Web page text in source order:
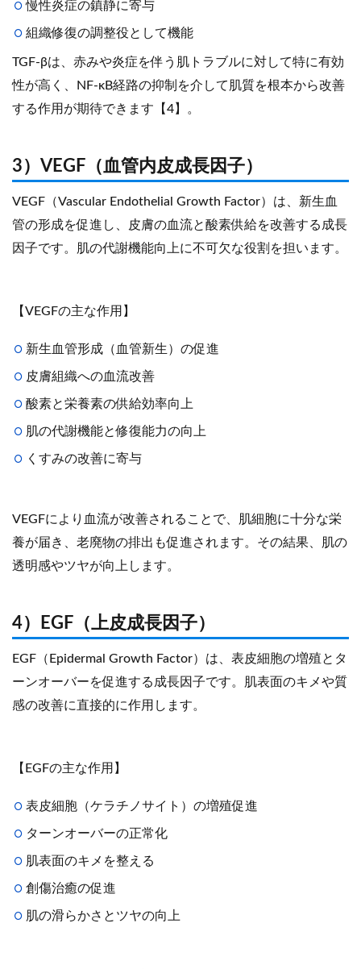
慢性炎症の鎮静に寄与
組織修復の調整役として機能
TGF-βは、赤みや炎症を伴う肌トラブルに対して特に有効
性が高く、NF-κB経路の抑制を介して肌質を根本から改善
する作用が期待できます【4】。
3）VEGF（血管内皮成長因子）
VEGF（Vascular Endothelial Growth Factor）は、新生血
管の形成を促進し、皮膚の血流と酸素供給を改善する成長
因子です。肌の代謝機能向上に不可欠な役割を担います。
【VEGFの主な作用】
新生血管形成（血管新生）の促進
皮膚組織への血流改善
酸素と栄養素の供給効率向上
肌の代謝機能と修復能力の向上
くすみの改善に寄与
VEGFにより血流が改善されることで、肌細胞に十分な栄
養が届き、老廃物の排出も促進されます。その結果、肌の
透明感やツヤが向上します。
4）EGF（上皮成長因子）
EGF（Epidermal Growth Factor）は、表皮細胞の増殖とタ
ーンオーバーを促進する成長因子です。肌表面のキメや質
感の改善に直接的に作用します。
【EGFの主な作用】
表皮細胞（ケラチノサイト）の増殖促進
ターンオーバーの正常化
肌表面のキメを整える
創傷治癒の促進
肌の滑らかさとツヤの向上